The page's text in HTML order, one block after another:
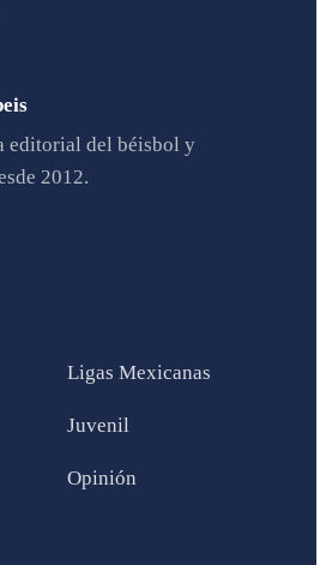
editorial del béisbol y
2012.
Ligas Mexicanas
Juvenil
Opinión